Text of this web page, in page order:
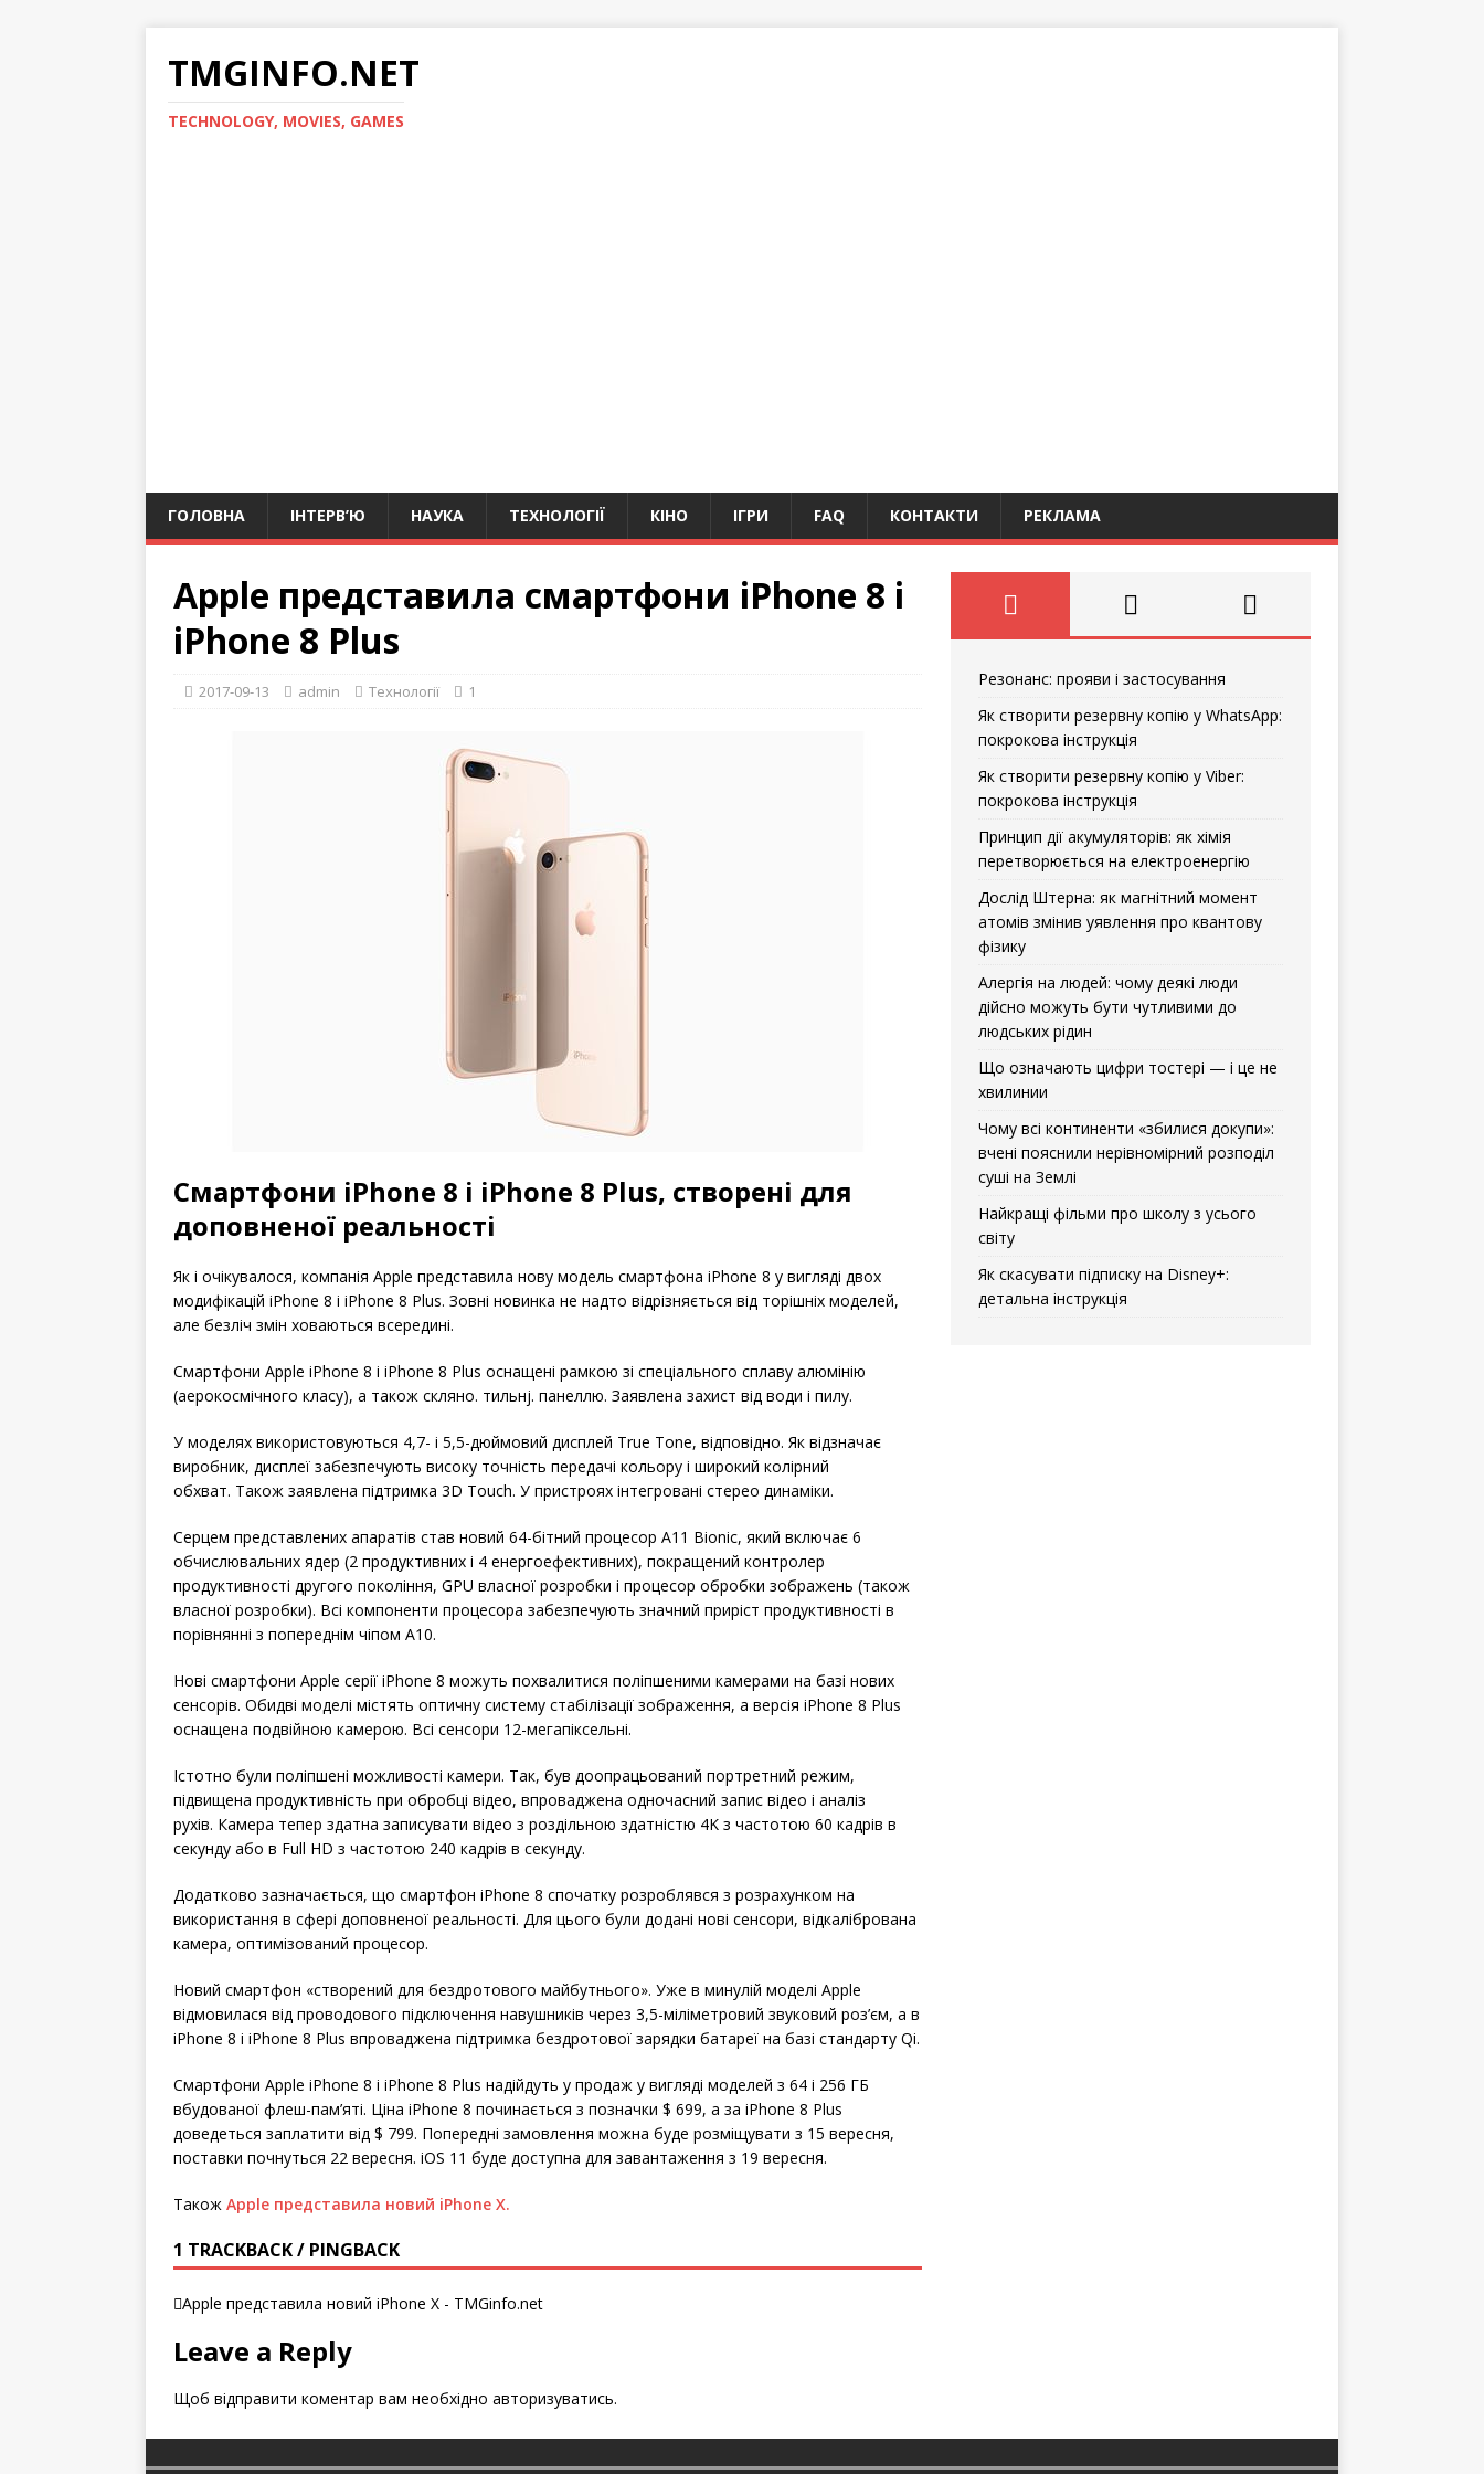
TMGINFO.NET
ТECHNOLOGY, MOVIES, GAMES
ГОЛОВНА ІНТЕРВ’Ю НАУКА ТЕХНОЛОГІЇ КІНО ІГРИ FAQ КОНТАКТИ РЕКЛАМА
Apple представила смартфони iPhone 8 і
iPhone 8 Plus
2017-09-13 admin Технології 1
Cмартфони iPhone 8 і iPhone 8 Plus, створені для
доповненої реальності
Як і очікувалося, компанія Apple представила нову модель смартфона iPhone 8 у вигляді двох
модифікацій iPhone 8 і iPhone 8 Plus. Зовні новинка не надто відрізняється від торішніх моделей,
але безліч змін ховаються всередині.
Смартфони Apple iPhone 8 і iPhone 8 Plus оснащені рамкою зі спеціального сплаву алюмінію
(аерокосмічного класу), а також скляно. тильнj. панеллю. Заявлена ​​захист від води і пилу.
У моделях використовуються 4,7- і 5,5-дюймовий дисплей True Tone, відповідно. Як відзначає
виробник, дисплеї забезпечують високу точність передачі кольору і широкий колірний
обхват. Також заявлена ​​підтримка 3D Touch. У пристроях інтегровані стерео динаміки.
Серцем представлених апаратів став новий 64-бітний процесор A11 Bionic, який включає 6
обчислювальних ядер (2 продуктивних і 4 енергоефективних), покращений контролер
продуктивності другого покоління, GPU власної розробки і процесор обробки зображень (також
власної розробки). Всі компоненти процесора забезпечують значний приріст продуктивності в
порівнянні з попереднім чіпом A10.
Нові смартфони Apple серії iPhone 8 можуть похвалитися поліпшеними камерами на базі нових
сенсорів. Обидві моделі містять оптичну систему стабілізації зображення, а версія iPhone 8 Plus
оснащена подвійною камерою. Всі сенсори 12-мегапіксельні.
Істотно були поліпшені можливості камери. Так, був доопрацьований портретний режим,
підвищена продуктивність при обробці відео, впроваджена одночасний запис відео і аналіз
рухів. Камера тепер здатна записувати відео з роздільною здатністю 4K з частотою 60 кадрів в
секунду або в Full HD з частотою 240 кадрів в секунду.
Додатково зазначається, що смартфон iPhone 8 спочатку розроблявся з розрахунком на
використання в сфері доповненої реальності. Для цього були додані нові сенсори, відкалібрована
камера, оптимізований процесор.
Новий смартфон «створений для бездротового майбутнього». Уже в минулій моделі Apple
відмовилася від проводового підключення навушників через 3,5-міліметровий звуковий роз’єм, а в
iPhone 8 і iPhone 8 Plus впроваджена підтримка бездротової зарядки батареї на базі стандарту Qi.
Смартфони Apple iPhone 8 і iPhone 8 Plus надійдуть у продаж у вигляді моделей з 64 і 256 ГБ
вбудованої флеш-пам’яті. Ціна iPhone 8 починається з позначки $ 699, а за iPhone 8 Plus
доведеться заплатити від $ 799. Попередні замовлення можна буде розміщувати з 15 вересня,
поставки почнуться 22 вересня. iOS 11 буде доступна для завантаження з 19 вересня.
Також Apple представила новий iPhone X.
1 TRACKBACK / PINGBACK
Apple представила новий iPhone X - TMGinfo.net
Leave a Reply
Щоб відправити коментар вам необхідно авторизуватись.
Резонанс: прояви і застосування
Як створити резервну копію у WhatsApp:
покрокова інструкція
Як створити резервну копію у Viber:
покрокова інструкція
Принцип дії акумуляторів: як хімія
перетворюється на електроенергію
Дослід Штерна: як магнітний момент
атомів змінив уявлення про квантову
фізику
Алергія на людей: чому деякі люди
дійсно можуть бути чутливими до
людських рідин
Що означають цифри тостері — і це не
хвилинии
Чому всі континенти «збилися докупи»:
вчені пояснили нерівномірний розподіл
суші на Землі
Найкращі фільми про школу з усього
світу
Як скасувати підписку на Disney+:
детальна інструкція